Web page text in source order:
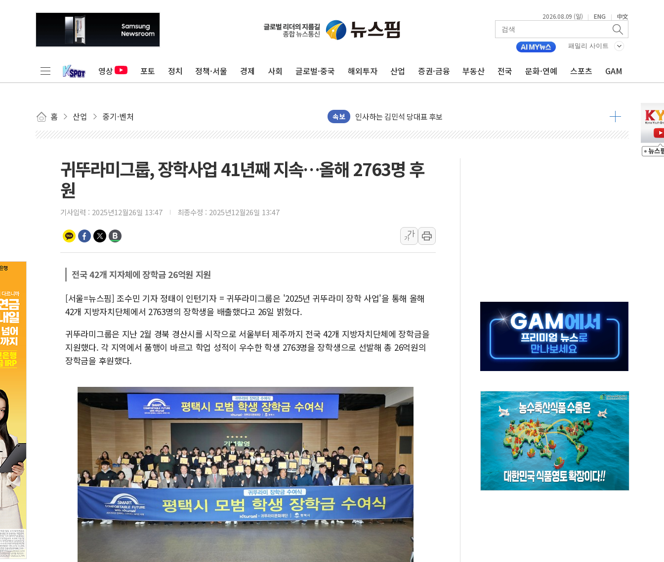
2026.08.09 (일) | ENG | 中文
패밀리 사이트
영상 포토 정치 정책·서울 경제 사회 글로벌·중국 해외투자 산업 증권·금융 부동산 전국 문화·연예 스포츠 GAM
홈 산업 중기·벤처 속보
포항시 재난예산 40억 긴급 투입…고수온 양식장 복구·지원 '총력'
울진·영덕 '호우특보'-포항 '산사태 주의보'...경북도, 호우 피해·통제구간 없어
인천 합동연설회 나선 송영길·정청래·김민석 당대표 후보
[속보] 민주, 제주·인천 경선 결과 발표...김민석 47.75% 정청래 42.08%
[속보] 민주, 인천 경선 결과 발표...김민석 45.09% 정청래 43.27% 송영길 11.63%
이번주 국내 주요 금융일정(8.10~8.14)
서울 중랑구 주택가서 흉기 난동…60대 남성 2명 숨져
李대통령 "결혼 때문에 손해 보는 일 없게"…'결혼 페널티' 22개 과제 손본다
인천서 말다툼 중 어머니 흉기 살해 10대 아들 체포
'화합' 꺼낸 김민석에 '뻔뻔' 받아친 정청래…제주 연설서 신경전 고조
귀뚜라미그룹, 장학사업 41년째 지속…올해 2763명 후
원
기사입력 : 2025년12월26일 13:47 최종수정 : 2025년12월26일 13:47
가
가
전국 42개 지자체에 장학금 26억원 지원
[서울=뉴스핌] 조수민 기자 정태이 인턴기자 = 귀뚜라미그룹은 '2025년 귀뚜라미 장학 사업'을 통해 올해
42개 지방자치단체에서 2763명의 장학생을 배출했다고 26일 밝혔다.
귀뚜라미그룹은 지난 2월 경북 경산시를 시작으로 서울부터 제주까지 전국 42개 지방자치단체에 장학금을
지원했다. 각 지역에서 품행이 바르고 학업 성적이 우수한 학생 2763명을 장학생으로 선발해 총 26억원의
장학금을 후원했다.